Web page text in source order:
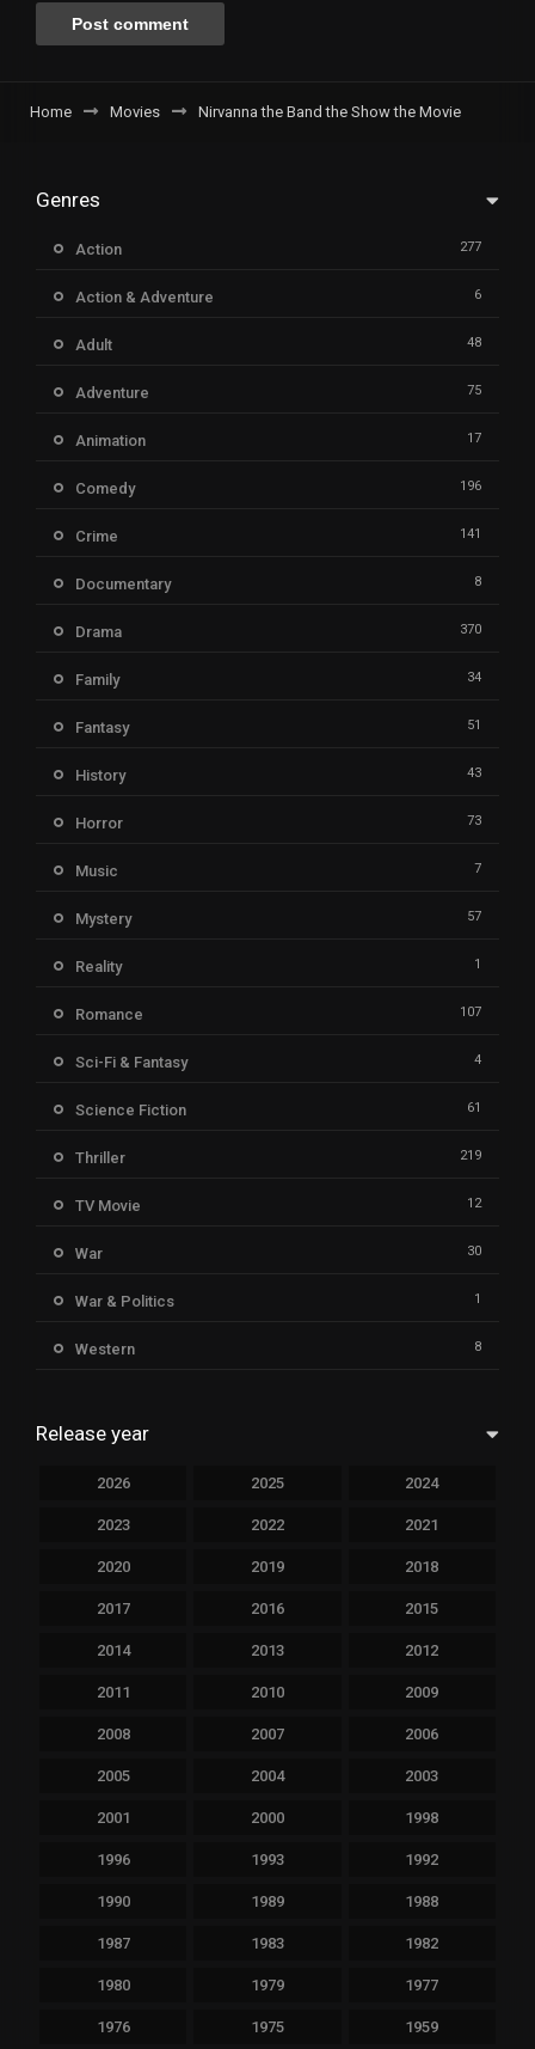
Home Movies Nirvanna the Band the Show the Movie
Genres
Action 277
Action & Adventure 6
Adult 48
Adventure 75
Animation 17
Comedy 196
Crime 141
Documentary 8
Drama 370
Family 34
Fantasy 51
History 43
Horror 73
Music 7
Mystery 57
Reality 1
Romance 107
Sci-Fi & Fantasy 4
Science Fiction 61
Thriller 219
TV Movie 12
War 30
War & Politics 1
Western 8
Release year
2026 2025 2024
2023 2022 2021
2020 2019 2018
2017 2016 2015
2014 2013 2012
2011 2010 2009
2008 2007 2006
2005 2004 2003
2001 2000 1998
1996 1993 1992
1990 1989 1988
1987 1983 1982
1980 1979 1977
1976 1975 1959